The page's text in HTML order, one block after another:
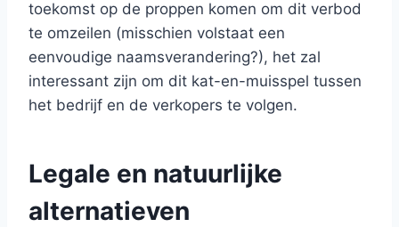
toekomst op de proppen komen om dit verbod
te omzeilen (misschien volstaat een
eenvoudige naamsverandering?), het zal
interessant zijn om dit kat-en-muisspel tussen
het bedrijf en de verkopers te volgen.
Legale en natuurlijke
alternatieven